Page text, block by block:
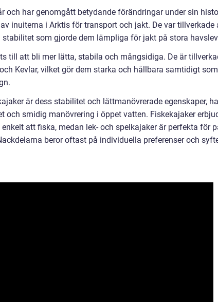
och har genomgått betydande förändringar under sin
inuiterna i Arktis för transport och jakt. De var tillverkade
som gjorde dem lämpliga för jakt på stora
till att bli mer lätta, stabila och mångsidiga. De är
Kevlar, vilket gör dem starka och hållbara samtidigt
är dess stabilitet och lättmanövrerade egenskaper,
och smidig manövrering i öppet vatten. Fiskekajaker
att fiska, medan lek- och spelkajaker är perfekta för
beror oftast på individuella preferenser och